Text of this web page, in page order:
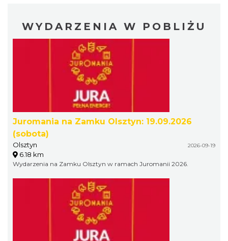
WYDARZENIA W POBLIŻU
Juromania na Zamku Olsztyn: 19.09.2026
(sobota)
Olsztyn 2026-09-19
6.18 km
Wydarzenia na Zamku Olsztyn w ramach Juromanii 2026.